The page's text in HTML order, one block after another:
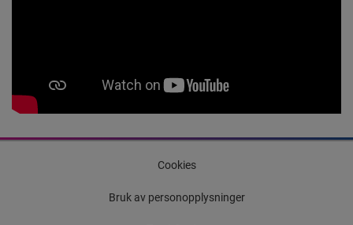
Cookies
Bruk av personopplysninger